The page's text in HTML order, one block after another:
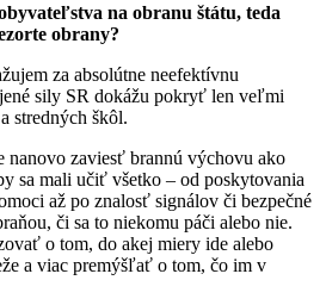
na obranu štátu, teda
obrany?
za absolútne neefektívnu
sily SR dokážu pokryť len veľmi
stredných škôl.
nanovo zaviesť brannú výchovu ako
sa mali učiť všetko – od poskytovania
až po znalosť signálov či bezpečné
či sa to niekomu páči alebo nie.
o tom, do akej miery ide alebo
a viac premýšľať o tom, čo im v